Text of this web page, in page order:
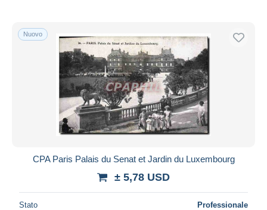
Nuovo
CPA Paris Palais du Senat et Jardin du Luxembourg
± 5,78 USD
Stato Professionale